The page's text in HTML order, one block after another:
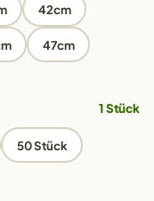
42cm
47cm
1 Stück
50 Stück